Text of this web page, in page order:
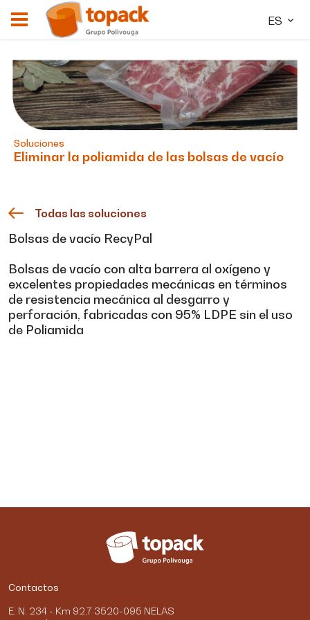
ES
Soluciones
Eliminar la poliamida de las bolsas de vacío
Todas las soluciones
Bolsas de vacío RecyPal
Bolsas de vacío con alta barrera al oxígeno y
excelentes propiedades mecánicas en términos
de resistencia mecánica al desgarro y
perforación, fabricadas con 95% LDPE sin el uso
de Poliamida
Contactos
E. N. 234 - Km 92,7 3520-095 NELAS